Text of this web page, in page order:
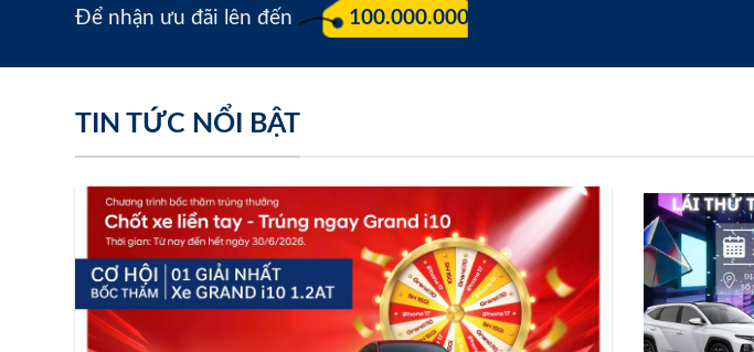
Để nhận ưu đãi lên đến 100.000.000 đ
TIN TỨC NỔI BẬT